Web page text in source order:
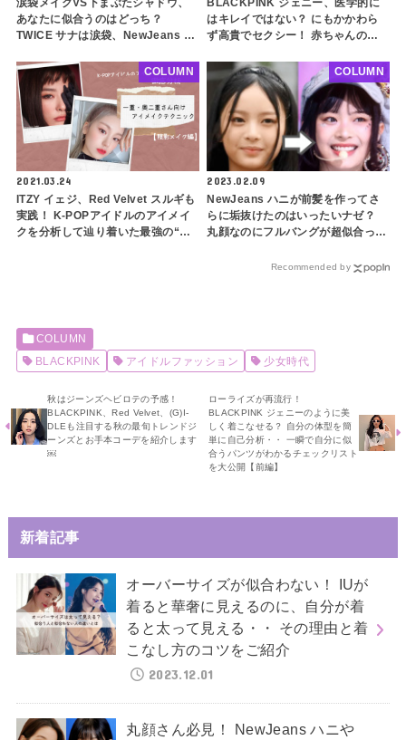
涙袋メイクVS下まぶたシャドウ、
あなたに似合うのはどっち？
TWICE サナは涙袋、NewJeans ヘ
の形と黒目の大きさ！ 自分にぴっ
たりな下まぶたメイクを見つけよう
BLACKPINK ジェニー、医学的に
はキレイではない？ にもかかわら
ず高貴でセクシー！ 赤ちゃんのよ
面的な魅力をを徹底分析
2021.03.24
ITZY イェジ、Red Velvet スルギも
実践！ K-POPアイドルのアイメイ
クを分析して辿り着いた最強の“陰
COLUMN
2023.02.09
NewJeans ハニが前髪を作ってさ
らに垢抜けたのはいったいナゼ？
丸顔なのにフルバングが超似合って
ントを徹底解説
COLUMN
Recommended by
COLUMN
BLACKPINK
アイドルファッション 少女時代
秋はジーンズヘビロテの予感！
BLACKPINK、Red Velvet、(G)I-
DLEも注目する秋の最旬トレンドジ
ーンズとお手本コーデを紹介します
￼
ローライズが再流行！
BLACKPINK ジェニーのように美
しく着こなせる？ 自分の体型を簡
単に自己分析・・ 一瞬で自分に似
合うパンツがわかるチェックリスト
を大公開【前編】
新着記事
オーバーサイズが似合わない！ IUが
着ると華奢に見えるのに、自分が着
ると太って見える・・ その理由と着
こなし方のコツをご紹介
2023.12.01
丸顔さん必見！ NewJeans ハニや